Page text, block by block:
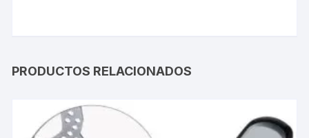
PRODUCTOS RELACIONADOS